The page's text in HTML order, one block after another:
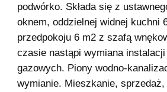
podwórko. Składa się z
oknem, oddzielnej widnej kuchni
przedpokoju 6 m2 z szafą
czasie nastąpi wymiana
gazowych. Piony wodno-
wymianie. Mieszkanie,